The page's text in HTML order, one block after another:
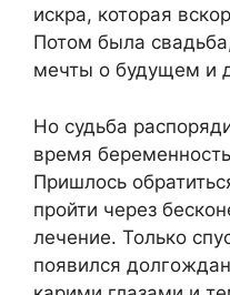
искра, которая
Потом была
мечты о будущем и
Но судьба
время
Пришлось
пройти через
лечение. Только
появился